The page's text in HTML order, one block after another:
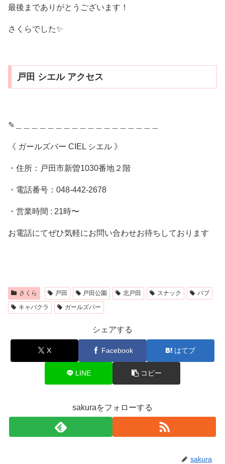
最後までありがとうございます！
さくらでした✨️
戸田 シエル アクセス
✎︎＿＿＿＿＿＿＿＿＿＿＿＿＿＿＿＿＿＿
《 ガールズバー CIEL シエル 》
・住所：戸田市新曽1030番地２階
・電話番号：048-442-2678
・営業時間 : 21時〜
お電話にてぜひ気軽にお問い合わせお待ちしております
さくら 戸田 戸田公園 北戸田 スナック
パブ
キャバクラ
ガールズバー
シェアする
X Facebook はてブ
LINE コピー
sakuraをフォローする
sakura